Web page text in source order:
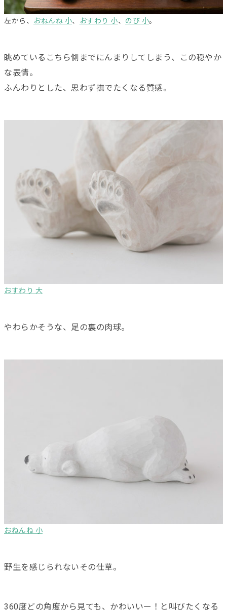
左から、 おねんね 小、 おすわり 小、 のび 小。
眺めているこちら側までにんまりしてしまう、この穏やか
な表情。
ふんわりとした、思わず撫でたくなる質感。
おすわり 大
やわらかそうな、足の裏の肉球。
おねんね 小
野生を感じられないその仕草。
360度どの角度から見ても、かわいいー！と叫びたくなる